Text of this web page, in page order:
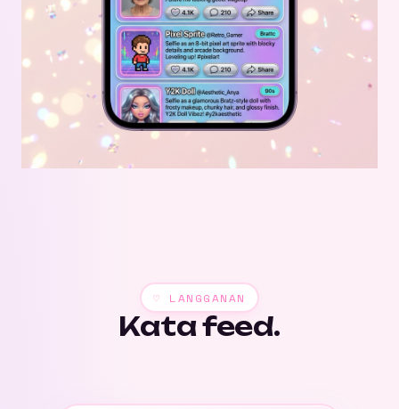
♡ LANGGANAN
Kata feed.